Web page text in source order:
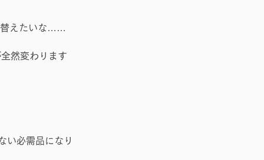
えたいな……
然変わります
い必需品になり